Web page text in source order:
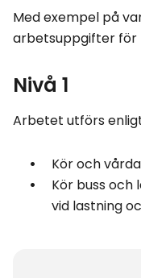
Med exempel på
arbetsuppgifter för
Nivå 1
Arbetet utförs
Kör och
Kör buss
vid lastning